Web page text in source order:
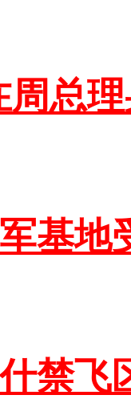
总
基地
禁飞